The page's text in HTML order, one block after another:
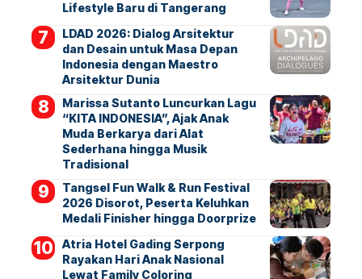
Lifestyle Baru di Tangerang
LDAD 2026: Dialog Arsitektur
dan Desain untuk Masa Depan
Indonesia dengan Maestro
Arsitektur Dunia
Marissa Sutanto Luncurkan Lagu
“KITA INDONESIA”, Ajak Anak
Muda Berkarya dari Alat
Sederhana hingga Musik
Tradisional
Tangsel Fun Walk & Run Festival
2026 Disorot, Peserta Keluhkan
Medali Finisher hingga Doorprize
Atria Hotel Gading Serpong
Rayakan Hari Anak Nasional
Lewat Family Coloring